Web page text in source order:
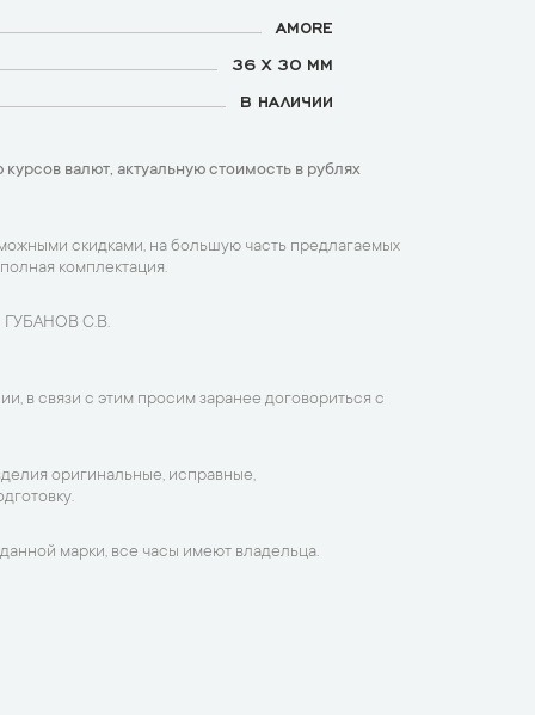
AMORE
36 Х 30 ММ
В НАЛИЧИИ
валют, актуальную стоимость в рублях
скидками, на большую часть предлагаемых
комплектация.
ГУБАНОВ С.В.
в связи с этим просим заранее договориться с
оригинальные, исправные,
марки, все часы имеют владельца.